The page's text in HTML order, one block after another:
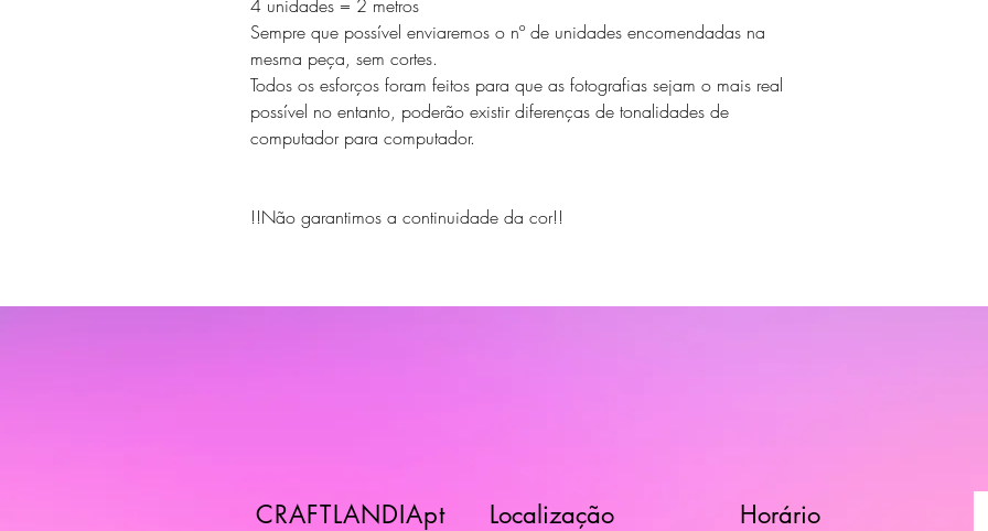
4 unidades = 2 metros
Sempre que possível enviaremos o nº de unidades encomendadas na
mesma peça, sem cortes.
Todos os esforços foram feitos para que as fotografias sejam o mais real
possível no entanto, poderão existir diferenças de tonalidades de
computador para computador.
!!Não garantimos a continuidade da cor!!
CRAFTLANDIApt Localização Horário